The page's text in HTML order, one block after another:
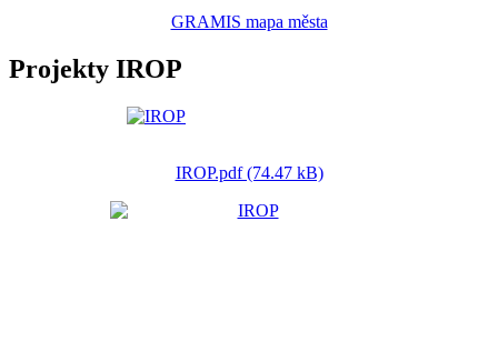
GRAMIS mapa města
Projekty IROP
IROP.pdf (74.47 kB)